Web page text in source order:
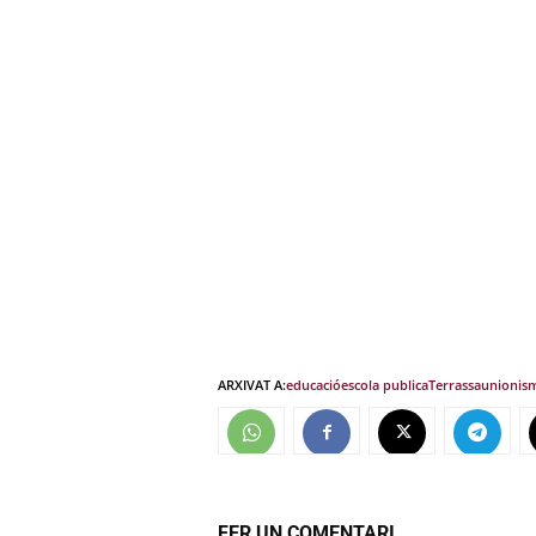
ARXIVAT A:educacióescola publicaTerrassa